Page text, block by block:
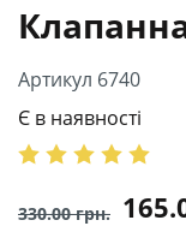
Артикул 6740
Є в наявності
330.00грн.